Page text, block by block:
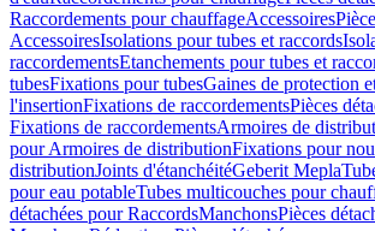
Raccordements pour chauffageAccessoires
AccessoiresIsolations pour tubes et raccords
raccordementsEtanchements pour tubes et
tubesFixations pour tubesGaines de protection
l'insertionFixations de raccordementsPièces
Fixations de raccordementsArmoires de
pour Armoires de distributionFixations pour
distributionJoints d'étanchéitéGeberit Mepla
pour eau potableTubes multicouches pour
détachées pour RaccordsManchonsPièces